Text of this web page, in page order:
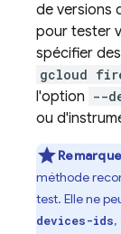
de versions
pour tester
spécifier
gcloud
l'option --
ou
Remarque
méthode
test. Elle ne
devices-ids,